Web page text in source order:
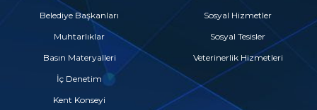
Belediye Başkanları
Muhtarlıklar
Basın Materyalleri
İç Denetim
Kent Konseyi
Sosyal Hizmetler
Sosyal Tesisler
Veterinerlik Hizmetleri